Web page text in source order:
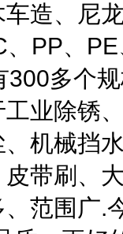
造、尼
、PP、
多个
业除锈
机械挡
带刷、
范围广.